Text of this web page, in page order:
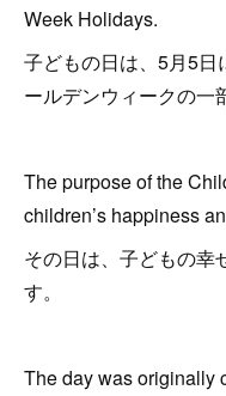
Week Holidays.
子どもの日は、5月5
ールデンウィークの一
The purpose of the
children’s happiness
その日は、子どもの幸
す。
The day was originally